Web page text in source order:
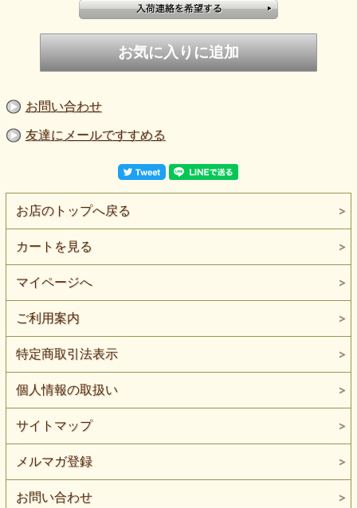
お問い合わせ
友達にメールですすめる
お店のトップへ戻る
カートを見る
マイページへ
ご利用案内
特定商取引法表示
個人情報の取扱い
サイトマップ
メルマガ登録
お問い合わせ